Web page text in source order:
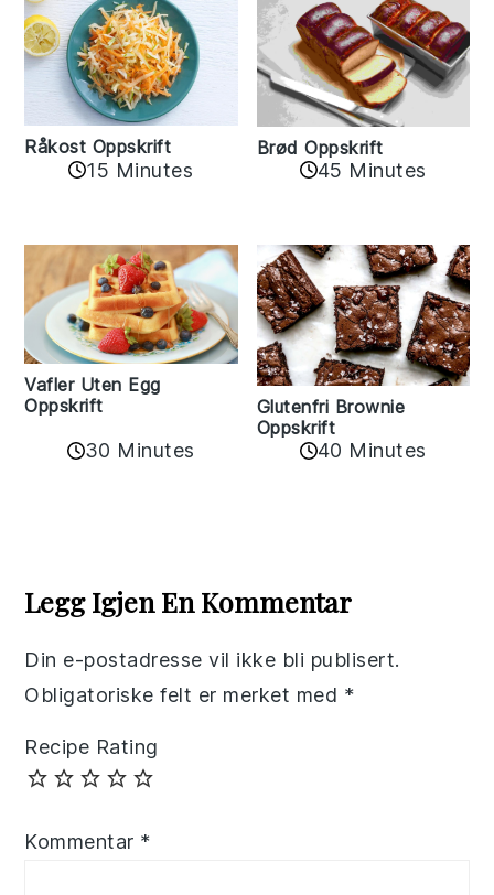
Råkost Oppskrift
15 Minutes
Brød Oppskrift
45 Minutes
Vafler Uten Egg
Oppskrift
30 Minutes
Glutenfri Brownie
Oppskrift
40 Minutes
Interactions
Legg Igjen En Kommentar
Din e-postadresse vil ikke bli publisert.
Obligatoriske felt er merket med *
Recipe Rating
Kommentar *